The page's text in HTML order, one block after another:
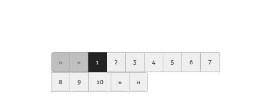
First Previous
1 2 3 4 5 6 7
8 9 10 Next Last